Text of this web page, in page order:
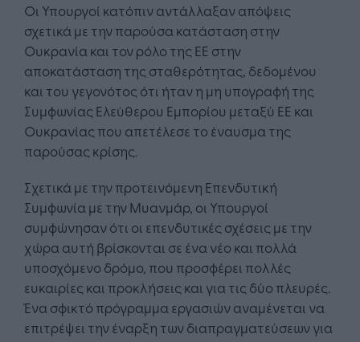
Οι Υπουργοί κατόπιν αντάλλαξαν απόψεις
σχετικά με την παρούσα κατάσταση στην
Ουκρανία και τον ρόλο της ΕΕ στην
αποκατάσταση της σταθερότητας, δεδομένου
και του γεγονότος ότι ήταν η μη υπογραφή της
Συμφωνίας Ελεύθερου Εμπορίου μεταξύ ΕΕ και
Ουκρανίας που απετέλεσε το έναυσμα της
παρούσας κρίσης.
Σχετικά με την προτεινόμενη Επενδυτική
Συμφωνία με την Μυανμάρ, οι Υπουργοί
συμφώνησαν ότι οι επενδυτικές σχέσεις με την
χώρα αυτή βρίσκονται σε ένα νέο και πολλά
υποσχόμενο δρόμο, που προσφέρει πολλές
ευκαιρίες και προκλήσεις και για τις δύο πλευρές.
Ένα σφικτό πρόγραμμα εργασιών αναμένεται να
επιτρέψει την έναρξη των διαπραγματεύσεων για